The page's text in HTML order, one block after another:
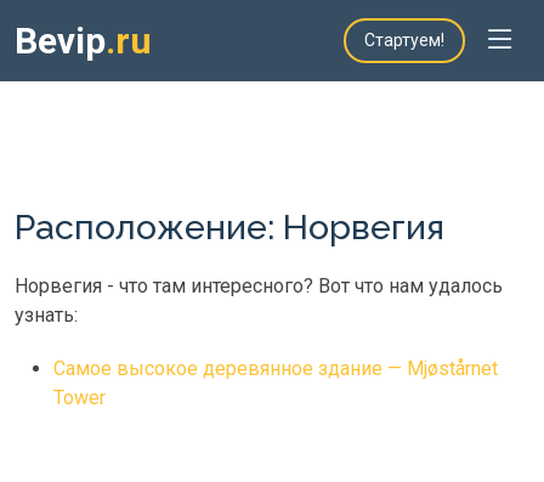
Bevip.ru Стартуем!
Расположение: Норвегия
Норвегия - что там интересного? Вот что нам удалось
узнать:
Самое высокое деревянное здание — Mjøstårnet
Tower